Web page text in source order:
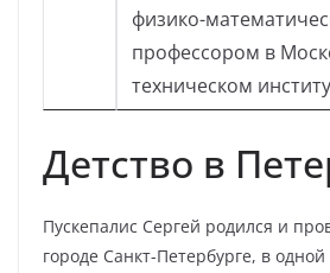
физико-
профессором в
техническом
Детство в
Пускепалис Сергей родился и
городе Санкт-Петербурге, в